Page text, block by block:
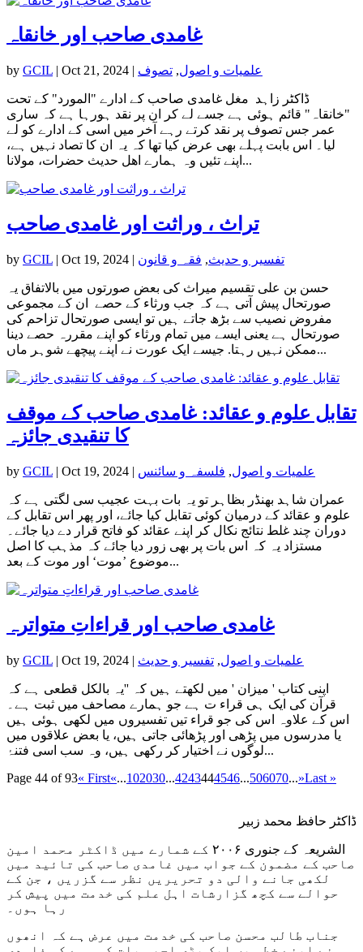
غامدی صاحب اور خانقاہ
by GCIL | Oct 21, 2024 | علمیات و اصول, تصوف
ڈاکٹر زاہد مغل غامدی صاحب کے ادارے "المورد" کے تحت
"خانقاہ" قائم ہوئی ہے جسے لے کر ان پر نقد ہورہا ہے کہ ساری
عمر جس تصوف پر نقد کرتے رہے آخر میں اسی کے ادارے کو لے
لیا۔ اس بابت پہلے بھی عرض کیا تھا کہ یہ ان کا تصاد نہیں ہے،
اپنے تئیں وہ ہمارے اھل حدیث حضرات، مولانا...
تراث ، وراثت اور غامدی صاحب
by GCIL | Oct 19, 2024 | تفسیر و حدیث, فقہ و قانون
حسن بن علی تقسیم میراث كى بعض صورتوں میں بالاتفاق یہ
صورتحال پیش آتی ہے کہ جب ورثاء کے حصے ان کے مجموعى
مفروض نصیب سے بڑھ جاتے ہیں تو ایسی صورتحال تزاحم کی
صورتحال ہے يعنى ایسے میں تمام ورثاء کو اپنے مقررہ حصے دینا
ممکن نہیں رہتا. جیسے ایک عورت نے اپنے پیچھے شوہر ماں...
تقابل علوم و عقائد: غامدی صاحب کے موقف
کا تنقیدی جائزہ
by GCIL | Oct 19, 2024 | علمیات و اصول, فلسفہ و سائنس
عمران شاہد بھنڈر بظاہر تو یہ بات بہت عجیب سی لگتی ہے کہ
علوم و عقائد کے درمیان کوئی تقابل کیا جائے، اور پھر اس تقابل کے
دوران چند غلط نتائج نکال کر اپنے عقائد کو فاتح قرار دے دیا جائے۔
مستزاد یہ کہ اس بات پر بھی زور دیا جائے کہ مذہب کا اصل
موضوع ’موت‘ اور موت کے بعد...
غامدی صاحب اور قراءاتِ متواترہ
by GCIL | Oct 19, 2024 | علمیات و اصول, تفسیر و حدیث
اپنی کتاب ' میزان ' میں لکھتے ہیں کہ ''یہ بالکل قطعی ہے کہ
قرآن کی ایک ہی قراء ت ہے جو ہمارے مصاحف میں ثبت ہے۔
اس کے علاوہ اس کی جو قراء تیں تفسیروں میں لکھی ہوئی ہیں
یا مدرسوں میں پڑھی اور پڑھائی جاتی ہیں، یا بعض علاقوں میں
لوگوں نے اختیار کر رکھی ہیں، وہ سب اسی فتنۂ...
Page 44 of 93« First«...102030...4243444546...506070...»Last »
ڈاکٹر حافظ محمد زبیر
الشریعہ کے جنوری ۲۰۰۶ کے شمارے میں ڈاکٹر محمد امین
صاحب کے مضمون کے جواب میں غامدی صاحب کی تائید میں
لکھی جانے والی دو تحریریں نظر سے گزریں ، جن کے
حوالے سے کچھ گزارشات اہل علم کی خدمت میں پیش کر
رہا ہوں۔
جناب طالب محسن صاحب کی خدمت میں عرض ہے کہ انھوں